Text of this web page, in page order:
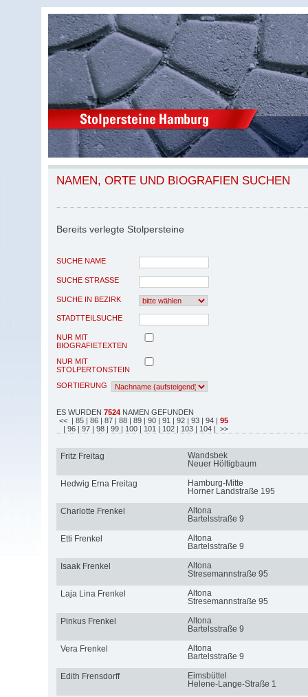
NAMEN, ORTE UND BIOGRAFIEN SUCHEN
Bereits verlegte Stolpersteine
SUCHE NAME
SUCHE STRASSE
SUCHE IN BEZIRK
STADTTEILSUCHE
NUR MIT
BIOGRAFIETEXTEN
NUR MIT
STOLPERTONSTEIN
SORTIERUNG
ES WURDEN 7524 NAMEN GEFUNDEN
<< | 85 | 86 | 87 | 88 | 89 | 90 | 91 | 92 | 93 | 94 | 95
| 96 | 97 | 98 | 99 | 100 | 101 | 102 | 103 | 104 | >>
Fritz Freitag
Wandsbek
Neuer Höltigbaum
Hedwig Erna Freitag
Hamburg-Mitte
Horner Landstraße 195
Charlotte Frenkel
Altona
Bartelsstraße 9
Etti Frenkel
Altona
Bartelsstraße 9
Isaak Frenkel
Altona
Stresemannstraße 95
Laja Lina Frenkel
Altona
Stresemannstraße 95
Pinkus Frenkel
Altona
Bartelsstraße 9
Vera Frenkel
Altona
Bartelsstraße 9
Edith Frensdorff
Eimsbüttel
Helene-Lange-Straße 1